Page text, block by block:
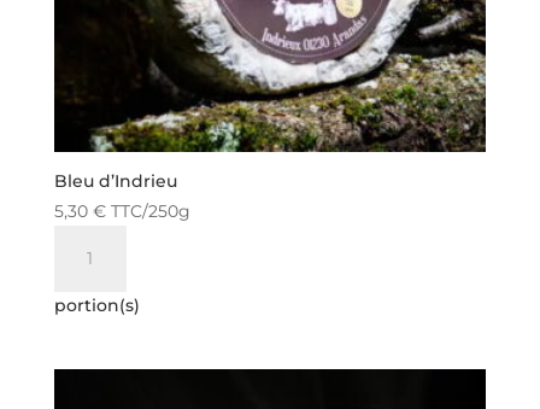
Bleu d’Indrieu
5,30 € TTC/250g
d'Indrieu
portion(s)